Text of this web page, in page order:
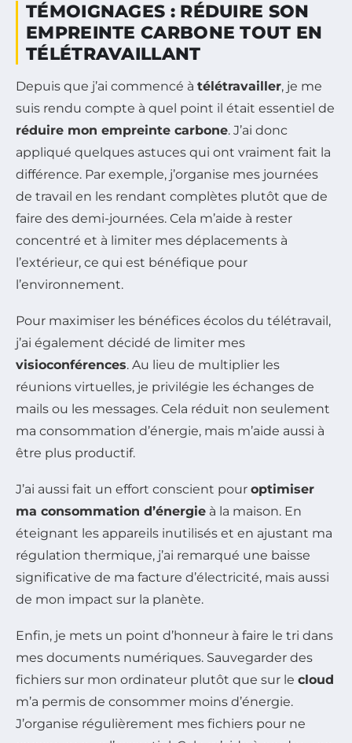
TÉMOIGNAGES : RÉDUIRE SON
EMPREINTE CARBONE TOUT EN
TÉLÉTRAVAILLANT
Depuis que j’ai commencé à télétravailler, je me
suis rendu compte à quel point il était essentiel de
réduire mon empreinte carbone. J’ai donc
appliqué quelques astuces qui ont vraiment fait la
différence. Par exemple, j’organise mes journées
de travail en les rendant complètes plutôt que de
faire des demi-journées. Cela m’aide à rester
concentré et à limiter mes déplacements à
l’extérieur, ce qui est bénéfique pour
l’environnement.
Pour maximiser les bénéfices écolos du télétravail,
j’ai également décidé de limiter mes
visioconférences. Au lieu de multiplier les
réunions virtuelles, je privilégie les échanges de
mails ou les messages. Cela réduit non seulement
ma consommation d’énergie, mais m’aide aussi à
être plus productif.
J’ai aussi fait un effort conscient pour optimiser
ma consommation d’énergie à la maison. En
éteignant les appareils inutilisés et en ajustant ma
régulation thermique, j’ai remarqué une baisse
significative de ma facture d’électricité, mais aussi
de mon impact sur la planète.
Enfin, je mets un point d’honneur à faire le tri dans
mes documents numériques. Sauvegarder des
fichiers sur mon ordinateur plutôt que sur le cloud
m’a permis de consommer moins d’énergie.
J’organise régulièrement mes fichiers pour ne